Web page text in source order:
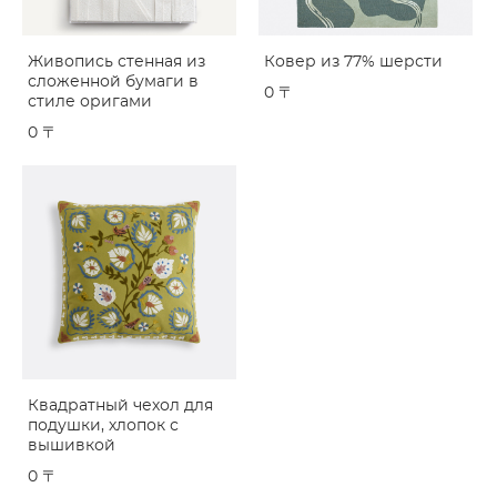
Живопись стенная из
сложенной бумаги в
стиле оригами
0 〒
Ковер из 77% шерсти
0 〒
Квадратный чехол для
подушки, хлопок с
вышивкой
0 〒